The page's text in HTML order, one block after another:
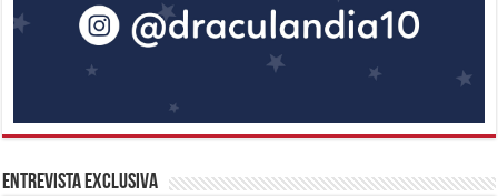
Entrevista Exclusiva